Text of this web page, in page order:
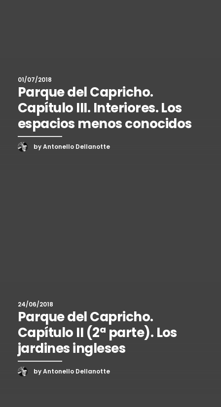
01/07/2018
Parque del Capricho.
Capítulo III. Interiores. Los
espacios menos conocidos
by Antonello Dellanotte
24/06/2018
Parque del Capricho.
Capítulo II (2ª parte). Los
jardines ingleses
by Antonello Dellanotte